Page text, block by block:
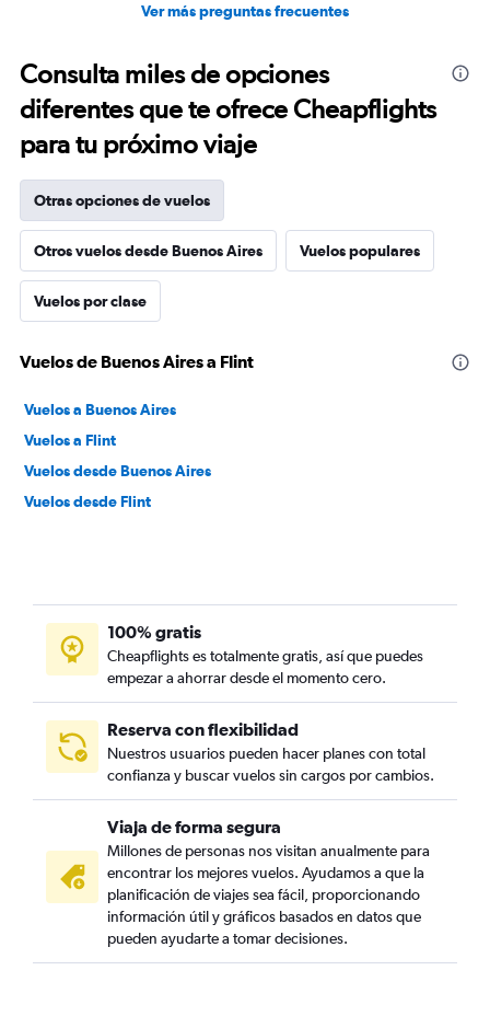
Ver más preguntas frecuentes
Consulta miles de opciones
diferentes que te ofrece Cheapflights
para tu próximo viaje
Otras opciones de vuelos
Otros vuelos desde Buenos Aires Vuelos populares
Vuelos por clase
Vuelos de Buenos Aires a Flint
Vuelos a Buenos Aires
Vuelos a Flint
Vuelos desde Buenos Aires
Vuelos desde Flint
100% gratis
Cheapflights es totalmente gratis, así que puedes
empezar a ahorrar desde el momento cero.
Reserva con flexibilidad
Nuestros usuarios pueden hacer planes con total
confianza y buscar vuelos sin cargos por cambios.
Viaja de forma segura
Millones de personas nos visitan anualmente para
encontrar los mejores vuelos. Ayudamos a que la
planificación de viajes sea fácil, proporcionando
información útil y gráficos basados en datos que
pueden ayudarte a tomar decisiones.